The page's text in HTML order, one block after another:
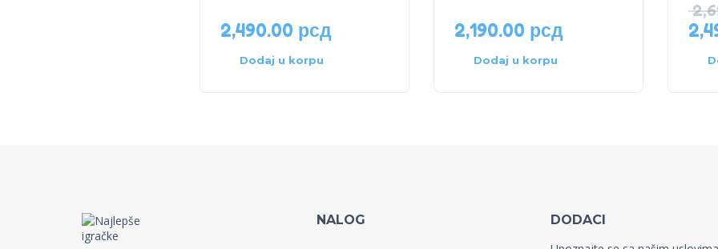
2,490.00 рсд
Dodaj u korpu
2,190.00 рсд
Dodaj u korpu
NALOG
DODACI